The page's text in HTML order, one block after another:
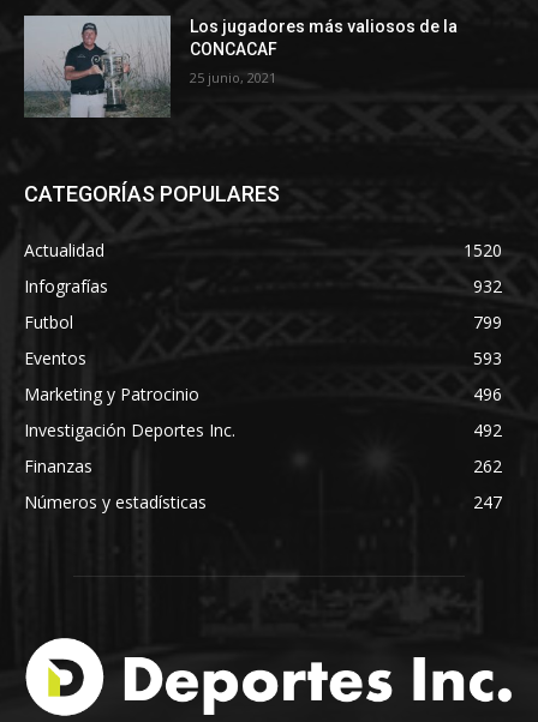
Los jugadores más valiosos de la
CONCACAF
25 junio, 2021
CATEGORÍAS POPULARES
Actualidad
1520
Infografías
932
Futbol
799
Eventos
593
Marketing y Patrocinio
496
Investigación Deportes Inc.
492
Finanzas
262
Números y estadísticas
247